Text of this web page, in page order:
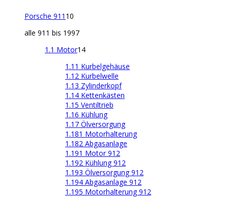
Porsche 911 10
alle 911 bis 1997
1.1 Motor14
1.11 Kurbelgehäuse
1.12 Kurbelwelle
1.13 Zylinderkopf
1.14 Kettenkästen
1.15 Ventiltrieb
1.16 Kühlung
1.17 Ölversorgung
1.181 Motorhalterung
1.182 Abgasanlage
1.191 Motor 912
1.192 Kühlung 912
1.193 Ölversorgung 912
1.194 Abgasanlage 912
1.195 Motorhalterung 912